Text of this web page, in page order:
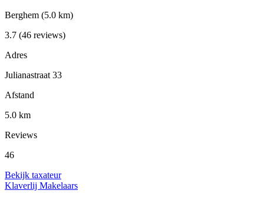
Berghem (5.0 km)
3.7 (46 reviews)
Adres
Julianastraat 33
Afstand
5.0 km
Reviews
46
Bekijk taxateur
Klaverlij Makelaars